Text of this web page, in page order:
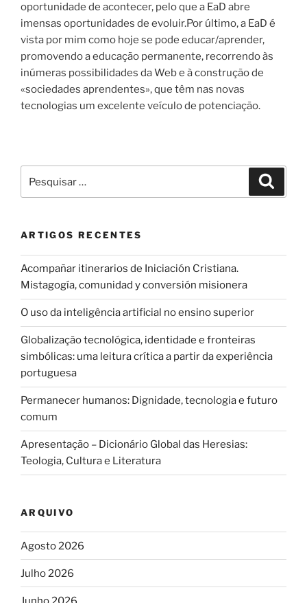
oportunidade de acontecer, pelo que a EaD abre
imensas oportunidades de evoluir.Por último, a EaD é
vista por mim como hoje se pode educar/aprender,
promovendo a educação permanente, recorrendo às
inúmeras possibilidades da Web e à construção de
«sociedades aprendentes», que têm nas novas
tecnologias um excelente veículo de potenciação.
por:
ARTIGOS RECENTES
Acompañar itinerarios de Iniciación Cristiana.
Mistagogía, comunidad y conversión misionera
O uso da inteligência artificial no ensino superior
Globalização tecnológica, identidade e fronteiras
simbólicas: uma leitura crítica a partir da experiência
portuguesa
Permanecer humanos: Dignidade, tecnologia e futuro
comum
Apresentação – Dicionário Global das Heresias:
Teologia, Cultura e Literatura
ARQUIVO
Agosto 2026
Julho 2026